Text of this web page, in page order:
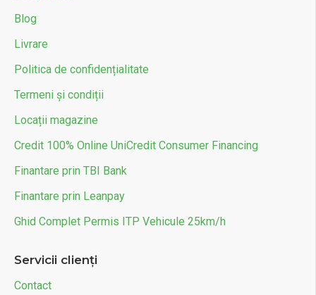
Blog
Livrare
Politica de confidențialitate
Termeni și condiții
Locații magazine
Credit 100% Online UniCredit Consumer Financing
Finantare prin TBI Bank
Finantare prin Leanpay
Ghid Complet Permis ITP Vehicule 25km/h
Servicii clienți
Contact